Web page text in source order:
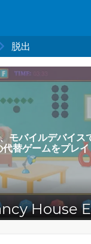
脱出
モバイルデバイス
替ゲームをプレ
House